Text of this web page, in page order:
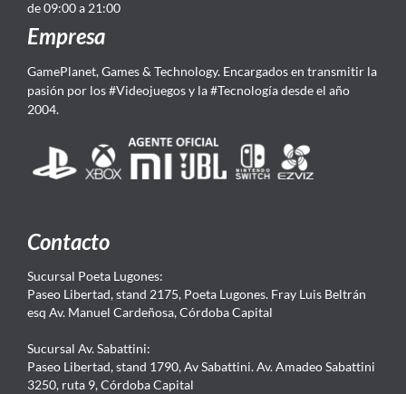
de 09:00 a 21:00
Empresa
GamePlanet, Games & Technology. Encargados en transmitir la
pasión por los #Videojuegos y la #Tecnología desde el año
2004.
Contacto
Sucursal Poeta Lugones:
Paseo Libertad, stand 2175, Poeta Lugones. Fray Luis Beltrán
esq Av. Manuel Cardeñosa, Córdoba Capital
Sucursal Av. Sabattini:
Paseo Libertad, stand 1790, Av Sabattini. Av. Amadeo Sabattini
3250, ruta 9, Córdoba Capital